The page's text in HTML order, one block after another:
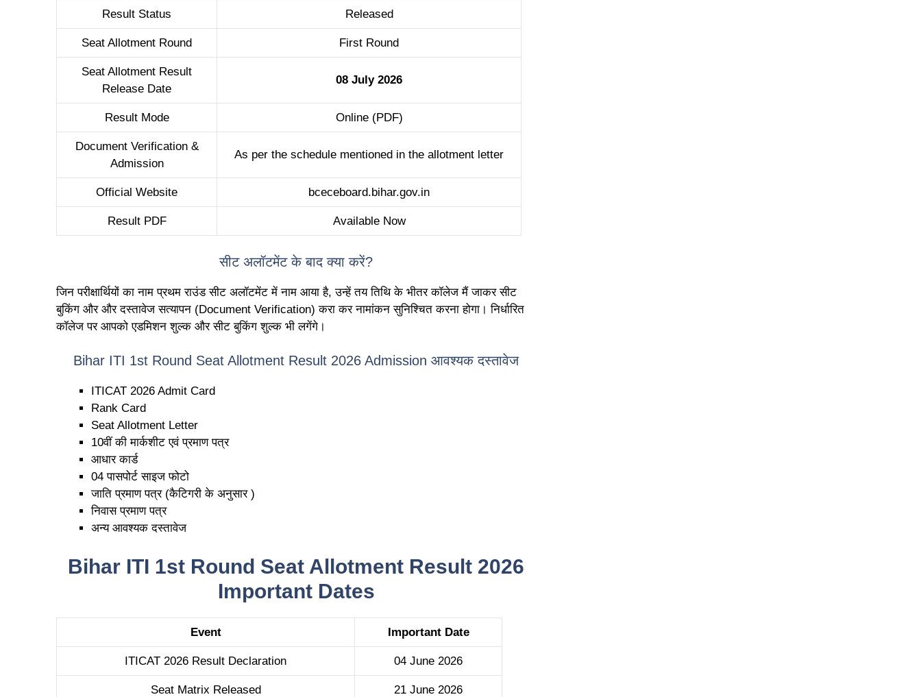
Result Status Released
Seat Allotment Round First Round
Seat Allotment Result
Release Date
08 July 2026
Result Mode Online (PDF)
Document Verification &
Admission
As per the schedule mentioned in the allotment letter
Official Website bceceboard.bihar.gov.in
Result PDF Available Now
सीट अलॉटमेंट के बाद क्या करें?
जिन परीक्षार्थियों का नाम प्रथम राउंड सीट अलॉटमेंट में नाम आया है, उन्हें तय तिथि के भीतर कॉलेज मैं जाकर सीट
बुकिंग और और दस्तावेज सत्यापन (Document Verification) करा कर नामांकन सुनिश्चित करना होगा। निर्धारित
कॉलेज पर आपको एडमिशन शुल्क और सीट बुकिंग शुल्क भी लगेंगे।
Bihar ITI 1st Round Seat Allotment Result 2026 Admission आवश्यक दस्तावेज
ITICAT 2026 Admit Card
Rank Card
Seat Allotment Letter
10वीं की मार्कशीट एवं प्रमाण पत्र
आधार कार्ड
04 पासपोर्ट साइज फोटो
जाति प्रमाण पत्र (कैटिगरी के अनुसार )
निवास प्रमाण पत्र
अन्य आवश्यक दस्तावेज
Bihar ITI 1st Round Seat Allotment Result 2026
Important Dates
Event Important Date
ITICAT 2026 Result Declaration 04 June 2026
Seat Matrix Released 21 June 2026